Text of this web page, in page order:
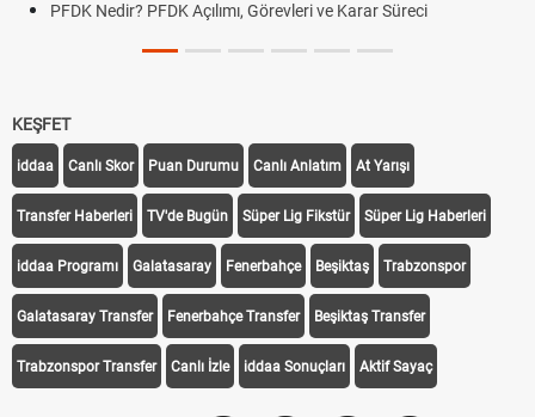
PFDK Nedir? PFDK Açılımı, Görevleri ve Karar Süreci
KEŞFET
iddaa Canlı Skor Puan Durumu Canlı Anlatım At Yarışı
Transfer Haberleri TV'de Bugün Süper Lig Fikstür Süper Lig Haberleri
iddaa Programı Galatasaray Fenerbahçe Beşiktaş Trabzonspor
Galatasaray Transfer Fenerbahçe Transfer Beşiktaş Transfer
Trabzonspor Transfer Canlı İzle iddaa Sonuçları Aktif Sayaç